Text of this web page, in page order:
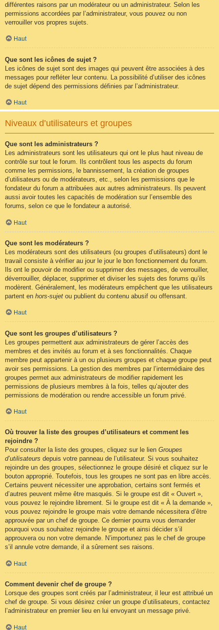
différentes raisons par un modérateur ou un administrateur. Selon les
permissions accordées par l’administrateur, vous pouvez ou non
verrouiller vos propres sujets.
Haut
Que sont les icônes de sujet ?
Les icônes de sujet sont des images qui peuvent être associées à des
messages pour refléter leur contenu. La possibilité d’utiliser des icônes
de sujet dépend des permissions définies par l’administrateur.
Haut
Niveaux d’utilisateurs et groupes
Que sont les administrateurs ?
Les administrateurs sont les utilisateurs qui ont le plus haut niveau de
contrôle sur tout le forum. Ils contrôlent tous les aspects du forum
comme les permissions, le bannissement, la création de groupes
d’utilisateurs ou de modérateurs, etc., selon les permissions que le
fondateur du forum a attribuées aux autres administrateurs. Ils peuvent
aussi avoir toutes les capacités de modération sur l’ensemble des
forums, selon ce que le fondateur a autorisé.
Haut
Que sont les modérateurs ?
Les modérateurs sont des utilisateurs (ou groupes d’utilisateurs) dont le
travail consiste à vérifier au jour le jour le bon fonctionnement du forum.
Ils ont le pouvoir de modifier ou supprimer des messages, de verrouiller,
déverrouiller, déplacer, supprimer et diviser les sujets des forums qu’ils
modèrent. Généralement, les modérateurs empêchent que les utilisateurs
partent en hors-sujet ou publient du contenu abusif ou offensant.
Haut
Que sont les groupes d’utilisateurs ?
Les groupes permettent aux administrateurs de gérer l’accès des
membres et des invités au forum et à ses fonctionnalités. Chaque
membre peut appartenir à un ou plusieurs groupes et chaque groupe peut
avoir ses permissions. La gestion des membres par l’intermédiaire des
groupes permet aux administrateurs de modifier rapidement les
permissions de plusieurs membres à la fois, telles qu’ajouter des
permissions de modération ou rendre accessible un forum privé.
Haut
Où trouver la liste des groupes d’utilisateurs et comment les
rejoindre ?
Pour consulter la liste des groupes, cliquez sur le lien Groupes
d’utilisateurs depuis votre panneau de l’utilisateur. Si vous souhaitez
rejoindre un des groupes, sélectionnez le groupe désiré et cliquez sur le
bouton approprié. Toutefois, tous les groupes ne sont pas en libre accès.
Certains peuvent nécessiter une approbation, certains sont fermés et
d’autres peuvent même être masqués. Si le groupe est dit « Ouvert »,
vous pouvez le rejoindre librement. Si le groupe est dit « À la demande »,
vous pouvez rejoindre le groupe mais votre demande nécessitera d’être
approuvée par un chef de groupe. Ce dernier pourra vous demander
pourquoi vous souhaitez rejoindre le groupe et ainsi décider s’il
approuvera ou non votre demande. N’importunez pas le chef de groupe
s’il annule votre demande, il a sûrement ses raisons.
Haut
Comment devenir chef de groupe ?
Lorsque des groupes sont créés par l’administrateur, il leur est attribué un
chef de groupe. Si vous désirez créer un groupe d’utilisateurs, contactez
l’administrateur en premier lieu en lui envoyant un message privé.
Haut